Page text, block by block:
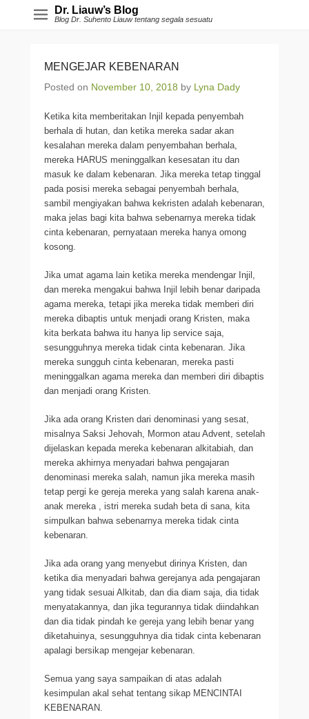
Dr. Liauw’s Blog
Blog Dr. Suhento Liauw tentang segala sesuatu
MENGEJAR KEBENARAN
Posted on November 10, 2018 by Lyna Dady
Ketika kita memberitakan Injil kepada penyembah
berhala di hutan, dan ketika mereka sadar akan
kesalahan mereka dalam penyembahan berhala,
mereka HARUS meninggalkan kesesatan itu dan
masuk ke dalam kebenaran. Jika mereka tetap tinggal
pada posisi mereka sebagai penyembah berhala,
sambil mengiyakan bahwa kekristen adalah kebenaran,
maka jelas bagi kita bahwa sebenarnya mereka tidak
cinta kebenaran, pernyataan mereka hanya omong
kosong.
Jika umat agama lain ketika mereka mendengar Injil,
dan mereka mengakui bahwa Injil lebih benar daripada
agama mereka, tetapi jika mereka tidak memberi diri
mereka dibaptis untuk menjadi orang Kristen, maka
kita berkata bahwa itu hanya lip service saja,
sesungguhnya mereka tidak cinta kebenaran. Jika
mereka sungguh cinta kebenaran, mereka pasti
meninggalkan agama mereka dan memberi diri dibaptis
dan menjadi orang Kristen.
Jika ada orang Kristen dari denominasi yang sesat,
misalnya Saksi Jehovah, Mormon atau Advent, setelah
dijelaskan kepada mereka kebenaran alkitabiah, dan
mereka akhirnya menyadari bahwa pengajaran
denominasi mereka salah, namun jika mereka masih
tetap pergi ke gereja mereka yang salah karena anak-
anak mereka , istri mereka sudah beta di sana, kita
simpulkan bahwa sebenarnya mereka tidak cinta
kebenaran.
Jika ada orang yang menyebut dirinya Kristen, dan
ketika dia menyadari bahwa gerejanya ada pengajaran
yang tidak sesuai Alkitab, dan dia diam saja, dia tidak
menyatakannya, dan jika tegurannya tidak diindahkan
dan dia tidak pindah ke gereja yang lebih benar yang
diketahuinya, sesungguhnya dia tidak cinta kebenaran
apalagi bersikap mengejar kebenaran.
Semua yang saya sampaikan di atas adalah
kesimpulan akal sehat tentang sikap MENCINTAI
KEBENARAN.